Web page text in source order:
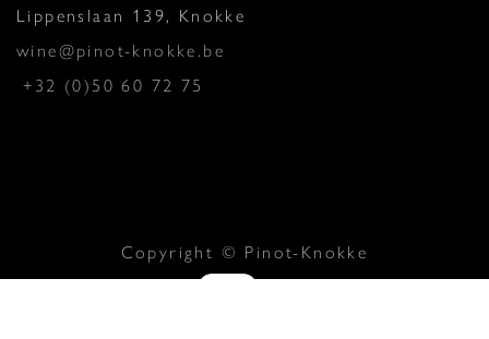
Lippenslaan 139, Knokke
wine@pinot-knokke.be
+32 (0)50 60 72 75
Copyright © Pinot-Knokke
Aangeboden door
- De #1Open source